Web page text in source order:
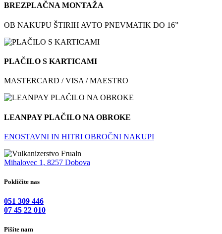
BREZPLAČNA MONTAŽA
OB NAKUPU ŠTIRIH AVTO PNEVMATIK DO 16”
PLAČILO S KARTICAMI
MASTERCARD / VISA / MAESTRO
LEANPAY PLAČILO NA OBROKE
ENOSTAVNI IN HITRI OBROČNI NAKUPI
Mihalovec 1, 8257 Dobova
Pokličite nas
051 309 446
07 45 22 010
Pišite nam